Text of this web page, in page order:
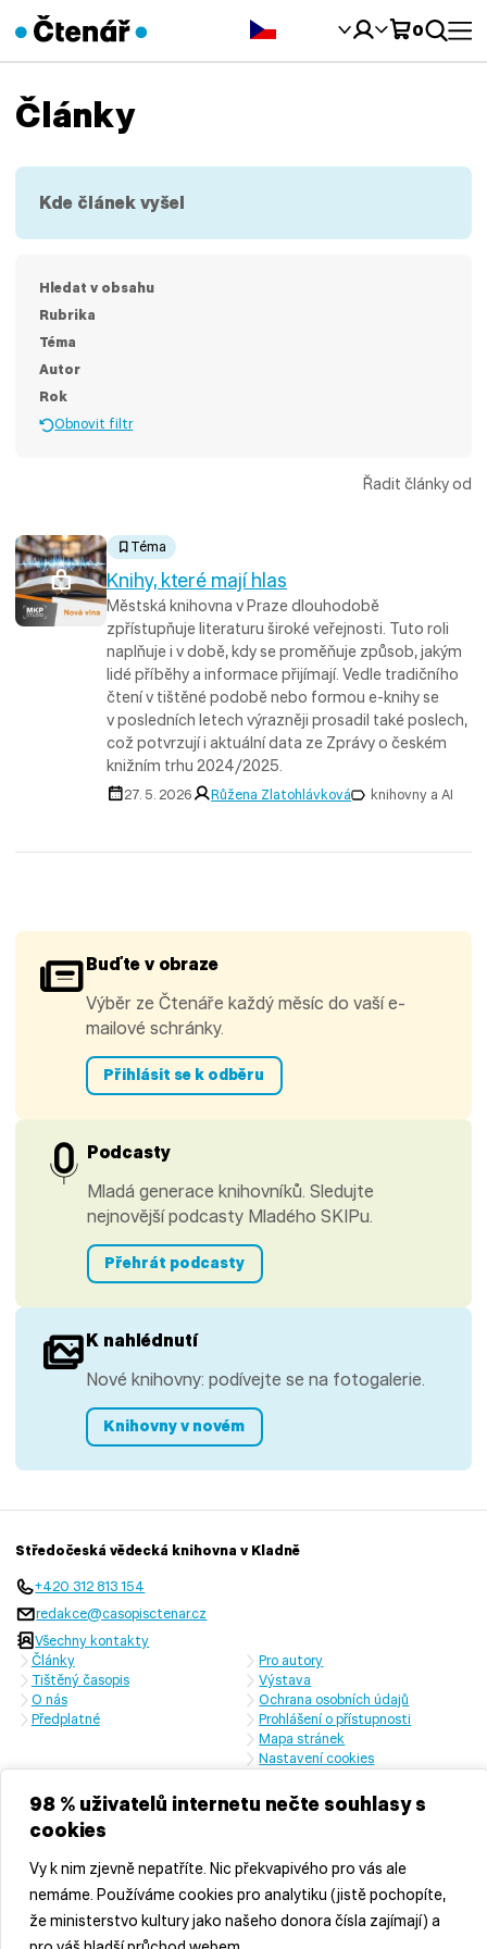
98 % uživatelů internetu nečte souhlasy s
cookies
Vy k nim zjevně nepatříte. Nic překvapivého pro vás ale
nemáme. Používáme cookies pro analytiku (jistě pochopíte,
že ministerstvo kultury jako našeho donora čísla zajímají) a
0
Články
Kde článek vyšel
Hledat v obsahu
Rubrika
Téma
Autor
Rok
Obnovit filtr
Řadit články od
Téma
Knihy, které mají hlas
Městská knihovna v Praze dlouhodobě
zpřístupňuje literaturu široké veřejnosti. Tuto roli
naplňuje i v době, kdy se proměňuje způsob, jakým
lidé příběhy a informace přijímají. Vedle tradičního
čtení v tištěné podobě nebo formou e-knihy se
v posledních letech výrazněji prosadil také poslech,
což potvrzují i aktuální data ze Zprávy o českém
knižním trhu 2024/2025.
27. 5. 2026 Růžena Zlatohlávková knihovny a AI
Buďte v obraze
Výběr ze Čtenáře každý měsíc do vaší e-
mailové schránky.
Přihlásit se k odběru
Podcasty
Mladá generace knihovníků. Sledujte
nejnovější podcasty Mladého SKIPu.
Přehrát podcasty
K nahlédnutí
Nové knihovny: podívejte se na fotogalerie.
Knihovny v novém
Středočeská vědecká knihovna v Kladně
+420 312 813 154
redakce@casopisctenar.cz
Všechny kontakty
Články
Tištěný časopis
O nás
Předplatné
Pro autory
Výstava
Ochrana osobních údajů
Prohlášení o přístupnosti
Mapa stránek
Nastavení cookies
České republiky a Středočeského kraje